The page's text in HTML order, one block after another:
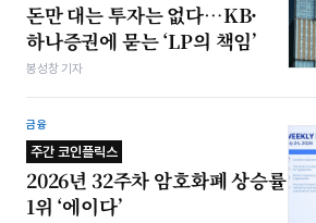
돈만 대는 투자는 없다…KB·
하나증권에 묻는 ‘LP의 책임’
봉성창 기자
금융
주간 코인플릭스
2026년 32주차 암호화폐 상승률
1위 ‘에이다’